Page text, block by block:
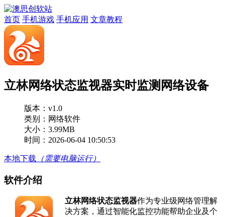
首页 手机游戏 手机应用 文章教程
立林网络状态监视器实时监测网络设备
版本： v1.0
类别：网络软件
大小：3.99MB
时间：2026-06-04 10:50:53
本地下载 （需要电脑运行）
软件介绍
立林网络状态监视器作为专业级网络管理解
决方案，通过智能化监控功能帮助企业及个